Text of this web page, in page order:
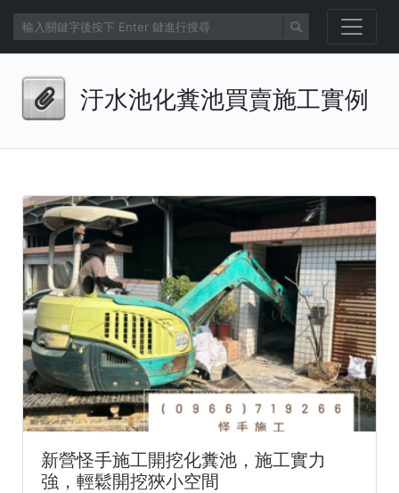
汙水池化糞池買賣施工實例
新營怪手施工開挖化糞池，施工實力
強，輕鬆開挖狹小空間